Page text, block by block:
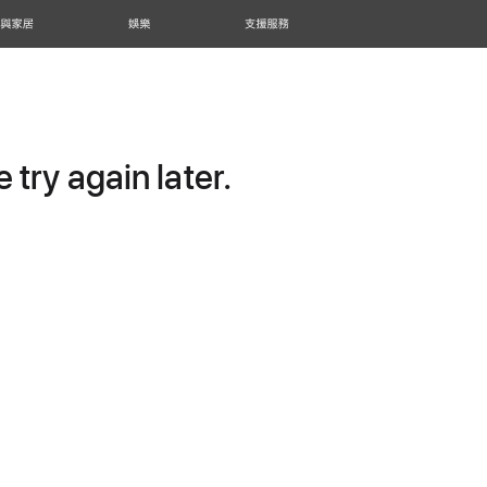
家居 娛樂 支援服務
try again later.